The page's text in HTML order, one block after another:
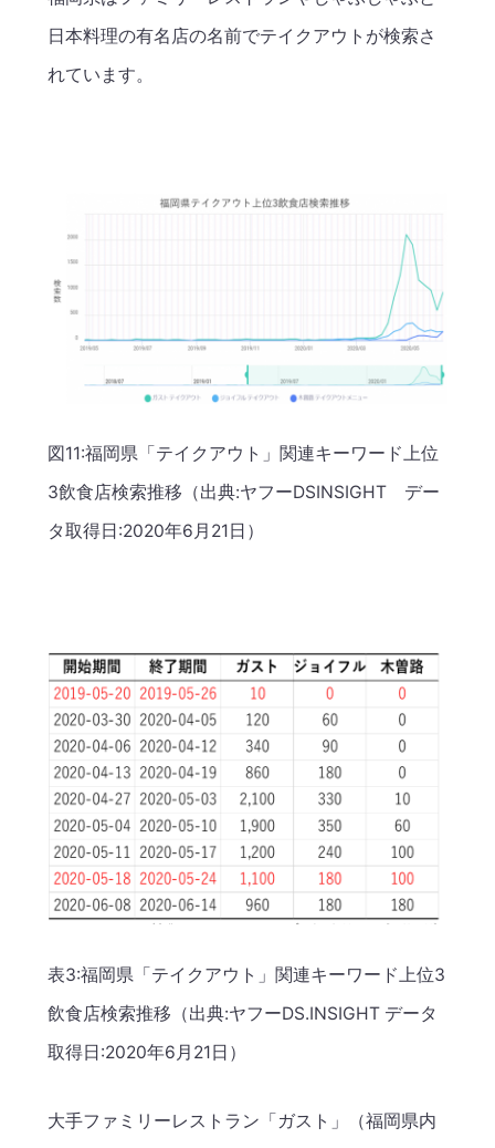
日本料理の有名店の名前でテイクアウトが検索さ
れています。
図11:福岡県「テイクアウト」関連キーワード上位
3飲食店検索推移（出典:ヤフーDSINSIGHT デー
タ取得日:2020年6月21日）
表3:福岡県「テイクアウト」関連キーワード上位3
飲食店検索推移（出典:ヤフーDS.INSIGHT データ
取得日:2020年6月21日）
大手ファミリーレストラン「ガスト」（福岡県内